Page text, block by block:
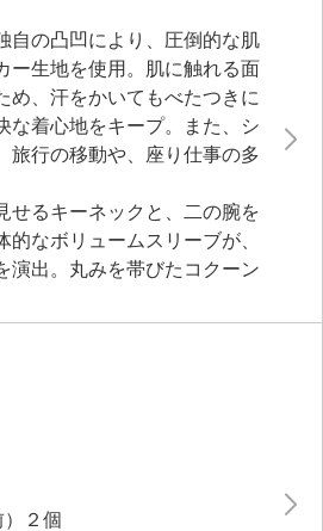
自の凸凹により、圧倒的な肌
ー生地を使用。肌に触れる面
め、汗をかいてもべたつきに
な着心地をキープ。また、シ
旅行の移動や、座り仕事の多
せるキーネックと、二の腕を
なボリュームスリーブが、
演出。丸みを帯びたコクーン
が通るイメージで設計しま
量感がありながら、驚くほど
一枚でサマになり、夏の日常
）２個